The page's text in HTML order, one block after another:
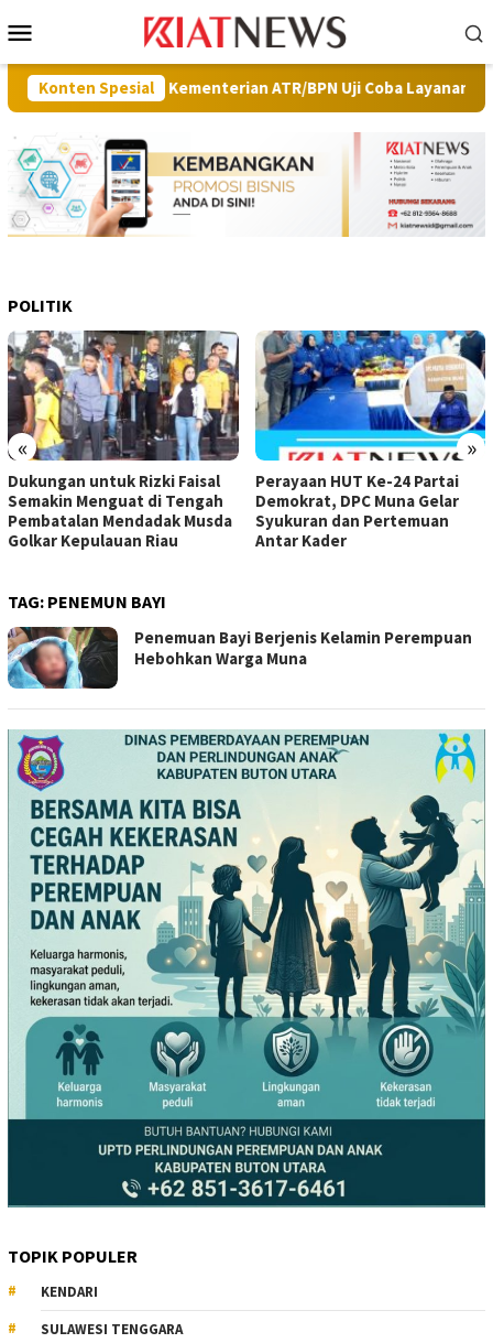
ke
Mobile
Konten Spesial
Project, Kementerian ATR/BPN Uji Coba Layanan Peralihan
POLITIK
« »
Perayaan HUT Ke-24 Partai
Demokrat, DPC Muna Gelar
Syukuran dan Pertemuan
Antar Kader
Bijak Menyikapi Kritik Publik,
Fadhal Rahmat Sampaikan
Permintaan Maaf
TAG: PENEMUN BAYI
Penemuan Bayi Berjenis Kelamin Perempuan
Hebohkan Warga Muna
TOPIK POPULER
KENDARI
SULAWESI TENGGARA